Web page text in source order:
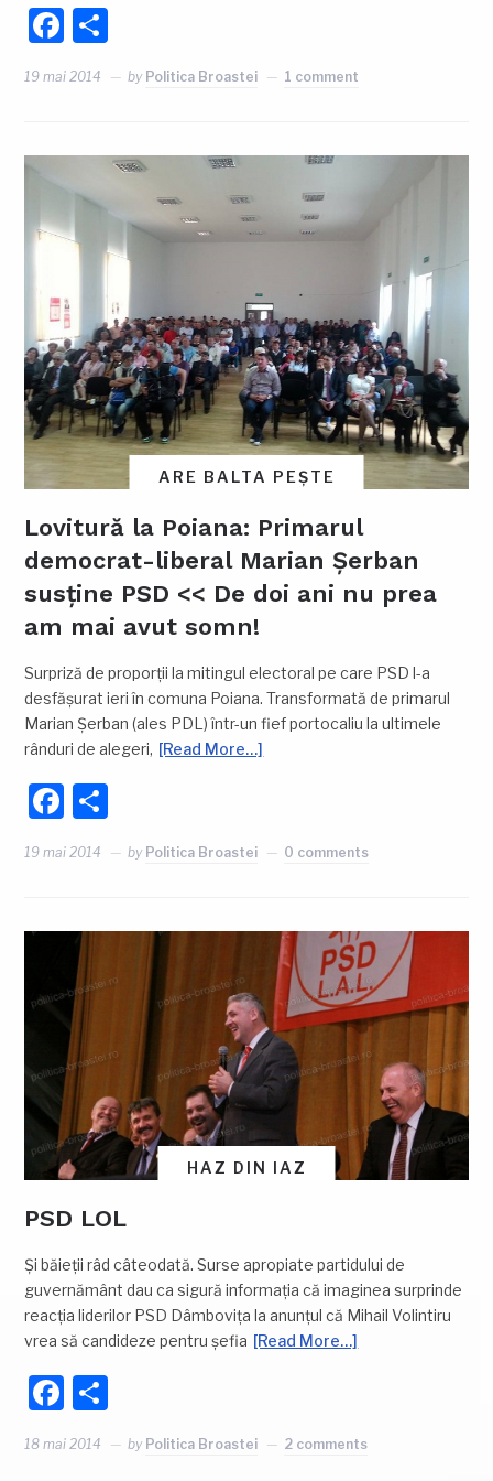
Facebook
19 mai 2014 by Politica Broastei 1 comment
ARE BALTA PEȘTE
Lovitură la Poiana: Primarul
democrat-liberal Marian Șerban
susține PSD << De doi ani nu prea
am mai avut somn!
Surpriză de proporții la mitingul electoral pe care PSD l-a
desfășurat ieri în comuna Poiana. Transformată de primarul
Marian Șerban (ales PDL) într-un fief portocaliu la ultimele
rânduri de alegeri, [Read More…]
Facebook
19 mai 2014 by Politica Broastei 0 comments
HAZ DIN IAZ
PSD LOL
Și băieții râd câteodată. Surse apropiate partidului de
guvernământ dau ca sigură informația că imaginea surprinde
reacția liderilor PSD Dâmbovița la anunțul că Mihail Volintiru
vrea să candideze pentru șefia [Read More…]
Facebook
18 mai 2014 by Politica Broastei 2 comments